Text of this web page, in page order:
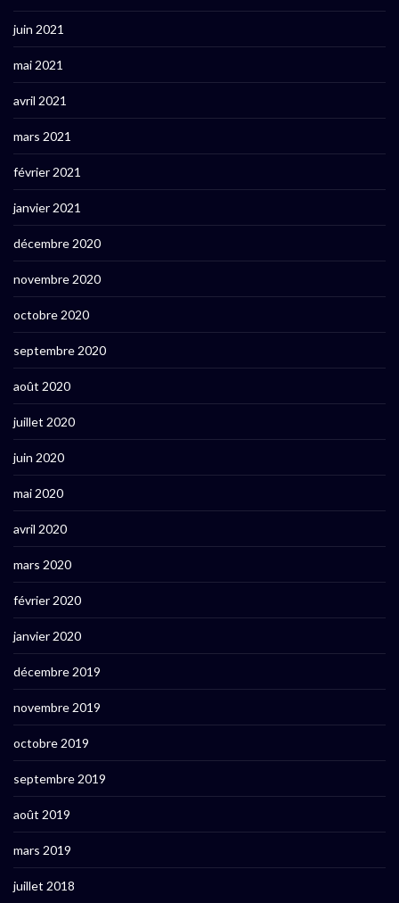
juin 2021
mai 2021
avril 2021
mars 2021
février 2021
janvier 2021
décembre 2020
novembre 2020
octobre 2020
septembre 2020
août 2020
juillet 2020
juin 2020
mai 2020
avril 2020
mars 2020
février 2020
janvier 2020
décembre 2019
novembre 2019
octobre 2019
septembre 2019
août 2019
mars 2019
juillet 2018